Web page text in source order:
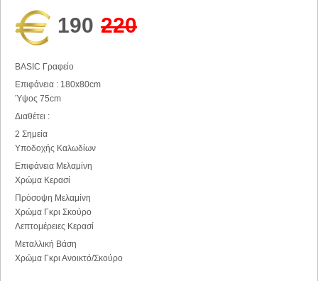
190 220
BASIC Γραφείο
Επιφάνεια : 180x80cm
Ύψος 75cm
Διαθέτει :
2 Σημεία
Υποδοχής Καλωδίων
Επιφάνεια Μελαμίνη
Χρώμα Κερασί
Πρόσοψη Μελαμίνη
Χρώμα Γκρι Σκούρο
Λεπτομέρειες Κερασί
Μεταλλική Βάση
Χρώμα Γκρι Ανοικτό/Σκούρο